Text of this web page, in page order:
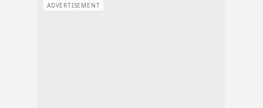
ADVERTISEMENT